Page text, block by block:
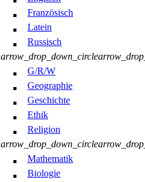
Französisch
Latein
Russisch
arrow_drop_down_circle
G/R/W
Geographie
Geschichte
Ethik
Religion
arrow_drop_down_circle
Mathematik
Biologie